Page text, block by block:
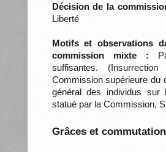
Décision de la
Liberté
Motifs et observations
commission mixte :
suffisantes.
Commission supérieure du
général des individus
statué par la Commission,
Grâces et